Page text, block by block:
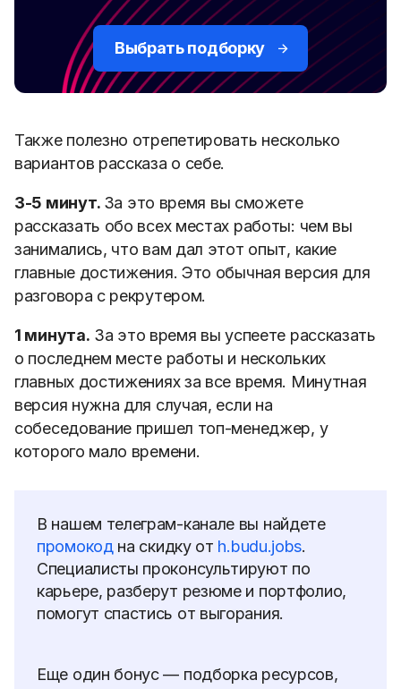
Выбрать подборку
Также полезно отрепетировать несколько
вариантов рассказа о себе.
3-5 минут. За это время вы сможете
рассказать обо всех местах работы: чем вы
занимались, что вам дал этот опыт, какие
главные достижения. Это обычная версия для
разговора с рекрутером.
1 минута. За это время вы успеете рассказать
о последнем месте работы и нескольких
главных достижениях за все время. Минутная
версия нужна для случая, если на
собеседование пришел топ-менеджер, у
которого мало времени.
В нашем телеграм-канале вы найдете
промокодна скидку от h.budu.jobs.
Специалисты проконсультируют по
карьере, разберут резюме и портфолио,
помогут спастись от выгорания.
Еще один бонус — подборка ресурсов,